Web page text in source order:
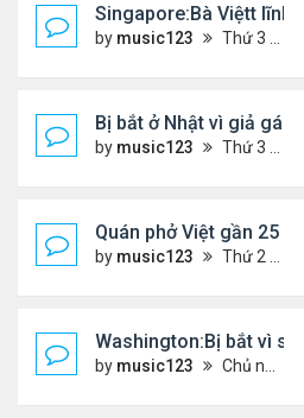
Singapore:Bà Việtt lĩnh
by music123 Thứ 3 Tháng 3 03, 2026 5:39 pm
Bị bắt ở Nhật vì giả gái
by music123 Thứ 3 Tháng 3 03, 2026 5:36 pm
Quán phở Việt gần 25
by music123 Thứ 2 Tháng 3 02, 2026 3:52 pm
Washington:Bị bắt vì sát
by music123 Chủ nhật Tháng 3 01, 2026 6:24 pm